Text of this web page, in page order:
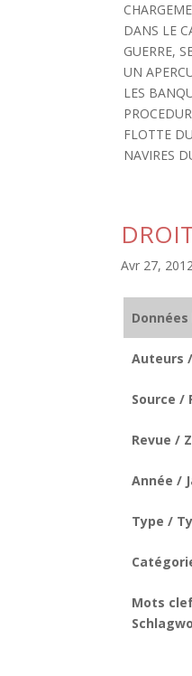
DANS LE
GUERRE,
UN
LES
FLOTTE
NAVIRES
Avr 27,
Auteurs
Source /
Revue /
Année /
Type /
Mots